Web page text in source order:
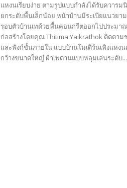
แหงนเรียบง่าย ตามรูปแบบกำลังได้รับควาร
ยกระดับพื้นเล็กน้อย หน้าบ้านมีระเบียแนวยา
รอบตัวบ้านเทด้วยพื้นคอนกรีตออกไปประมา
ก่อสร้างโดยคุณ Thitima Yaikrathok ติดตา
และฟังก์ชั้นภายใน แบบบ้านโมเดิร์นเพิงแหง
กว้างขนาดใหญ๋ ฝ้าเพดานแบบหลุมเล่นระดับ...